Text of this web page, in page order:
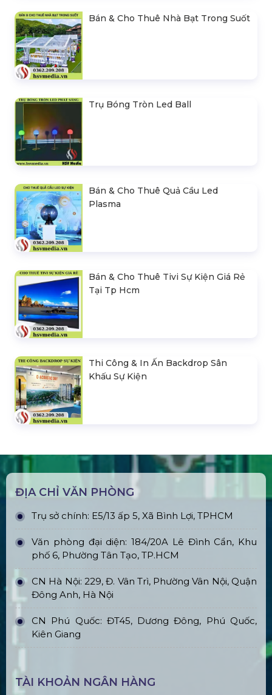
Bán & Cho Thuê Nhà Bạt Trong Suốt
Trụ Bóng Tròn Led Ball
Bán & Cho Thuê Quả Cầu Led
Plasma
Bán & Cho Thuê Tivi Sự Kiện Giá Rẻ
Tại Tp Hcm
Thi Công & In Ấn Backdrop Sân
Khấu Sự Kiện
ĐỊA CHỈ VĂN PHÒNG
Trụ sở chính: E5/13 ấp 5, Xã Bình Lợi, TPHCM
Văn phòng đại diện: 184/20A Lê Đình Cẩn, Khu
phố 6, Phường Tân Tạo, TP.HCM
CN Hà Nội: 229, Đ. Vân Trì, Phường Vân Nội, Quận
Đông Anh, Hà Nội
CN Phú Quốc: ĐT45, Dương Đông, Phú Quốc,
Kiên Giang
TÀI KHOẢN NGÂN HÀNG